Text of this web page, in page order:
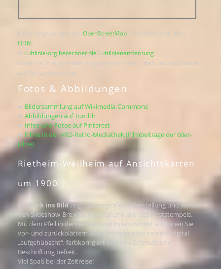
Karte eingebunden aus OpenStreetMap– Veröffentlicht unter
ODbL.
➥ Luftlinie-org berechnet die Luftlinienentfernung
sowie die Straßenentfernung zwischen zwei Orten und stellt beide
auf der Landkarte dar.
Fotos & Abbildungen
➥ Bildersammlung auf Wikimedia-Commons
➥ Abbildungen auf Tumblr
➥ Infos und Fotos auf Pinterest
➥Filme in der ARD-Retro-Mediathek (Filmbeiträge der 60er-
Jahre)
Rietheim-Weilheim auf Ansichtskarten
um 1900
Ein Klick ins Bildzeigt die vergrößerte Darstellung und startet
den Slideshow-Browser mit Titel und Jahr des Poststempels.
Mit dem Pfeil in der rechten und linken Bildmitte können Sie
vor- und zurückblättern. Die Karten wurden von mir digital
„aufgehübscht“, farbkorrigiert und von Schmutz und
Beschriftung befreit.
Viel Spaß bei der Zeitreise!